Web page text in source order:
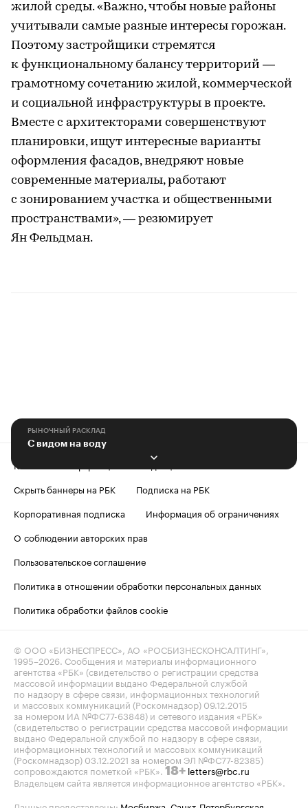
жилой среды. «Важно, чтобы новые районы
учитывали самые разные интересы горожан.
Поэтому застройщики стремятся
к функциональному балансу территорий —
грамотному сочетанию жилой, коммерческой
и социальной инфраструктуры в проекте.
Вместе с архитекторами совершенствуют
планировки, ищут интересные варианты
оформления фасадов, внедряют новые
современные материалы, работают
с зонированием участка и общественными
пространствами», — резюмирует
Ян Фельдман.
РЫНОЧНЫЙ РАСКЛАД
С видом на воду
Контактная информация
Скрыть баннеры на РБК
Подписка на РБК
Корпоративная подписка
Информация об ограничениях
О соблюдении авторских прав
Пользовательское соглашение
Политика в отношении обработки персональных данных
Политика обработки файлов cookie
© ООО «БИЗНЕСПРЕСС», АО «РОСБИЗНЕСКОНСАЛТИНГ»,
1995–2026. Сообщения и материалы информационного
агентства «РБК» (свидетельство о регистрации средства
массовой информации выдано Федеральной службой
по надзору в сфере связи, информационных технологий
и массовых коммуникаций (Роскомнадзор) 09.12.2015
за номером ИА №ФС77-63848) и сетевого издания «РБК»
(свидетельство о регистрации средства массовой информации
выдано Федеральной службой по надзору в сфере связи,
информационных технологий и массовых коммуникаций
(Роскомнадзор) 03.12.2021 за номером ЭЛ №ФС77-82385)
сопровождаются пометкой «РБК». 18+ letters@rbc.ru
Владельцем сайта является информационное агентство «РБК».